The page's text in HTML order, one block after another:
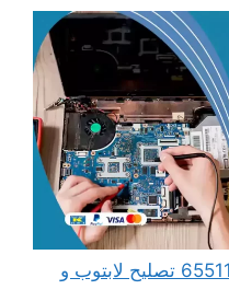
مهندس كمبيوتر الصليبية 65511033 تصليح لابتوب و